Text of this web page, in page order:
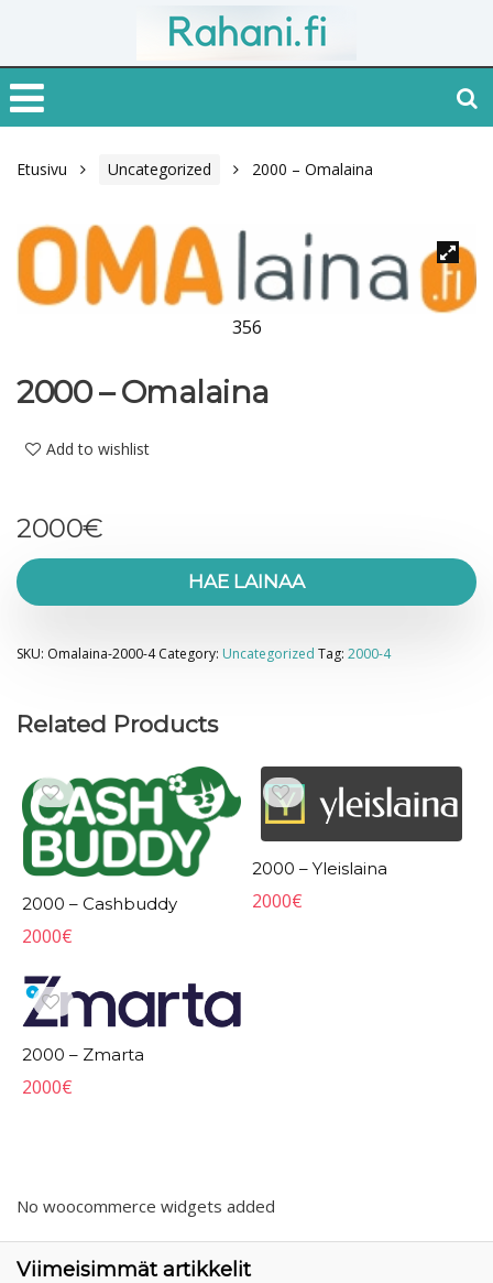
Etusivu Uncategorized 2000 – Omalaina
356
2000 – Omalaina
Add to wishlist
2000€
HAE LAINAA
SKU: Omalaina-2000-4 Category: Uncategorized Tag: 2000-4
Related Products
2000 – Cashbuddy
2000€
2000 – Yleislaina
2000€
2000 – Zmarta
2000€
No woocommerce widgets added
Viimeisimmät artikkelit